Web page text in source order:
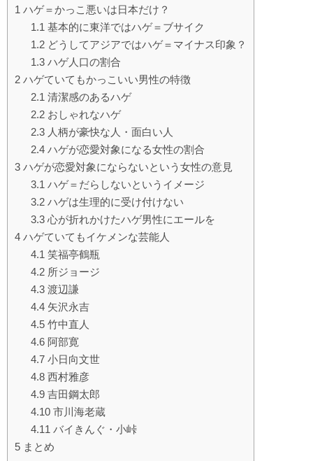
1 ハゲ＝かっこ悪いは日本だけ？
1.1 基本的に東洋ではハゲ＝ブサイク
1.2どうしてアジアではハゲ＝マイナス印象？
1.3ハゲ人口の割合
2 ハゲていてもかっこいい男性の特徴
2.1 清潔感のあるハゲ
2.2おしゃれなハゲ
2.3人柄が豪快な人・面白い人
2.4ハゲが恋愛対象になる女性の割合
3 ハゲが恋愛対象にならないという女性の意見
3.1 ハゲ＝だらしないというイメージ
3.2ハゲは生理的に受け付けない
3.3心が折れかけたハゲ男性にエールを
4 ハゲていてもイケメンな芸能人
4.1 笑福亭鶴瓶
4.2所ジョージ
4.3渡辺謙
4.4矢沢永吉
4.5竹中直人
4.6阿部寛
4.7小日向文世
4.8西村雅彦
4.9吉田鋼太郎
4.10市川海老蔵
4.11 バイきんぐ・小峠
5 まとめ